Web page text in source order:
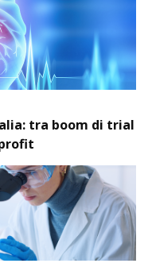
tra boom di trial